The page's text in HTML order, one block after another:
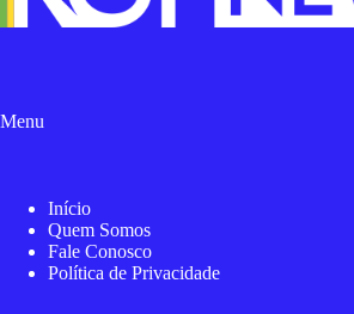
Menu
Início
Quem Somos
Fale Conosco
Política de Privacidade